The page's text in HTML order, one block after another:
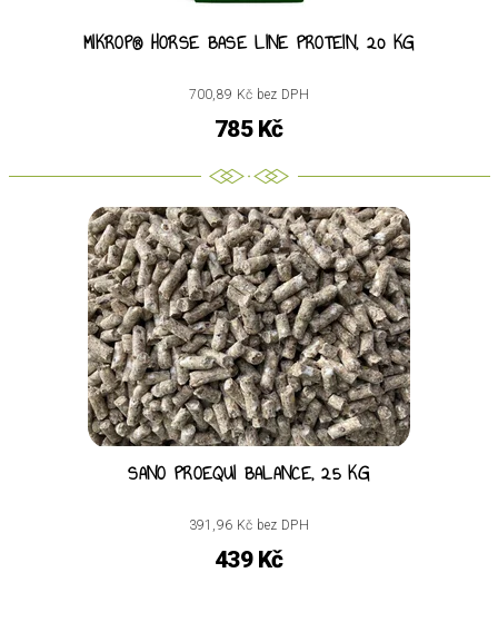
MIKROP® HORSE BASE LINE PROTEIN, 20 KG
700,89 Kč bez DPH
785 Kč
SANO PROEQUI BALANCE, 25 KG
391,96 Kč bez DPH
439 Kč